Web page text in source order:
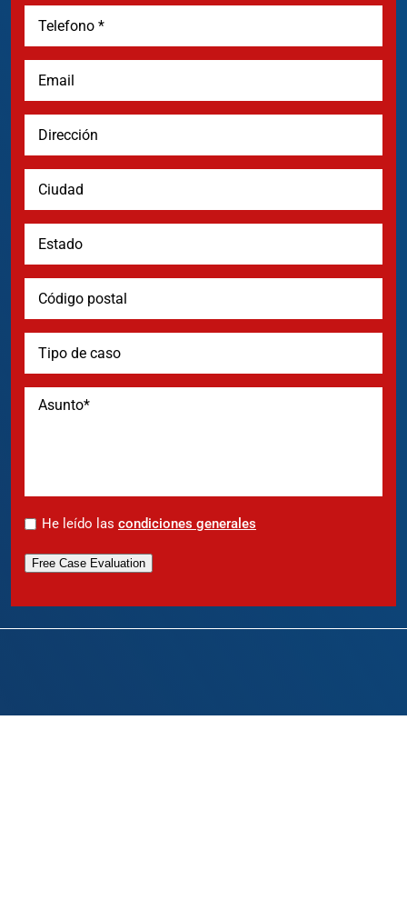
* He leído las condiciones generales
Free Case Evaluation